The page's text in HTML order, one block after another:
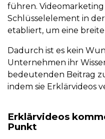
führen. Videomarketing
Schlüsselelement in
etabliert, um eine
Dadurch ist es kein
Unternehmen ihr
bedeutenden Beitrag
indem sie Erklärvideos
Erklärvideos
Punkt